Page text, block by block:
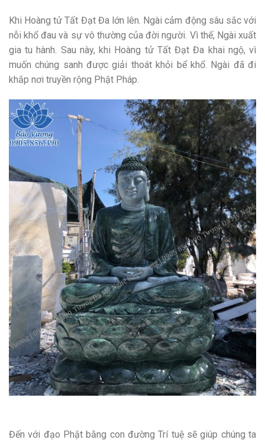
Khi Hoàng tử Tất Đạt Đa lớn lên. Ngài cảm động sâu sắc với
nỗi khổ đau và sự vô thường của đời người. Vì thế, Ngài xuất
gia tu hành. Sau này, khi Hoàng tử Tất Đạt Đa khai ngộ, vì
muốn chúng sanh được giải thoát khỏi bể khổ. Ngài đã đi
khắp nơi truyền rộng Phật Pháp.
Đến với đạo Phật bằng con đường Trí tuệ sẽ giúp chúng ta